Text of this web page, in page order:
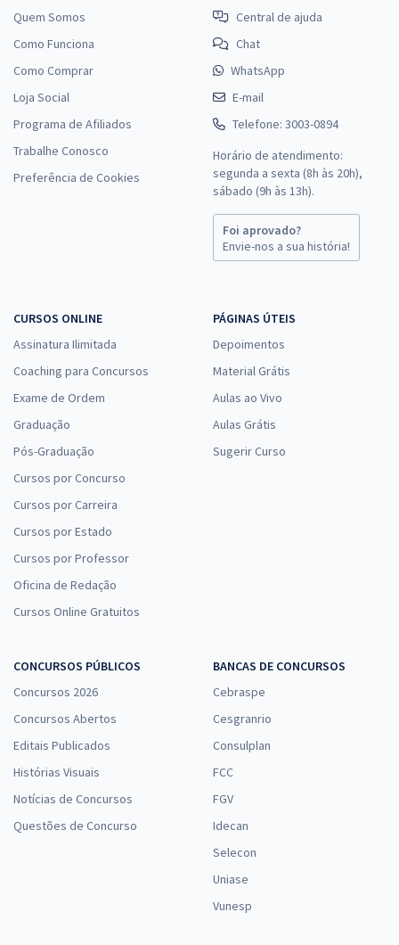
Quem Somos
Como Funciona
Como Comprar
Loja Social
Programa de Afiliados
Trabalhe Conosco
Preferência de Cookies
Central de ajuda
Chat
WhatsApp
E-mail
Telefone: 3003-0894
Horário de atendimento:
segunda a sexta (8h às 20h),
sábado (9h às 13h).
Foi aprovado?
Envie-nos a sua história!
CURSOS ONLINE
Assinatura Ilimitada
Coaching para Concursos
Exame de Ordem
Graduação
Pós-Graduação
Cursos por Concurso
Cursos por Carreira
Cursos por Estado
Cursos por Professor
Oficina de Redação
Cursos Online Gratuitos
PÁGINAS ÚTEIS
Depoimentos
Material Grátis
Aulas ao Vivo
Aulas Grátis
Sugerir Curso
CONCURSOS PÚBLICOS
Concursos 2026
Concursos Abertos
Editais Publicados
Histórias Visuais
Notícias de Concursos
Questões de Concurso
BANCAS DE CONCURSOS
Cebraspe
Cesgranrio
Consulplan
FCC
FGV
Idecan
Selecon
Uniase
Vunesp